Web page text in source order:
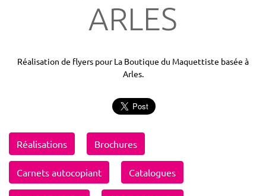
ARLES
Réalisation de flyers pour La Boutique du Maquettiste basée à
Arles.
Réalisations Brochures
Carnets autocopiant Catalogues